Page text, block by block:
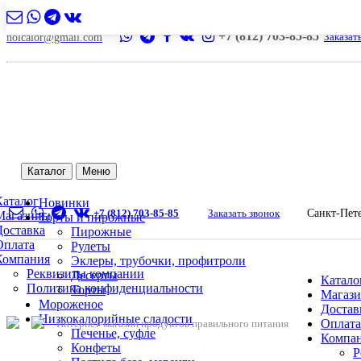
nolcalor@gmail.com +7 (812) 703-85-85
Каталог Меню
Реквизиты компании
Политика конфиденциальности
Новинки
Торты и пирожные
Пирожные
Рулеты
Эклеры, трубочки, профитроли
Десерты
Торты
Мороженое
Низкокалорийные сладости
Печенье, суфле
Конфеты
+7 (812) 703-85-85 Заказать звонок Санкт-
Интернет-магазин продуктов правильного питания
Оплата